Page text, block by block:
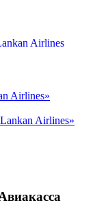
Airlines
Airlines»
Airlines»